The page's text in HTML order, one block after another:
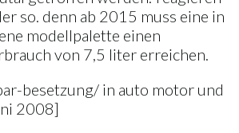
so. denn ab 2015 muss eine in
modellpalette einen
von 7,5 liter erreichen.
besetzung/ in auto motor und
2008]